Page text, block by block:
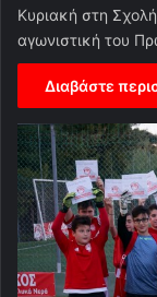
Κυριακή στη
αγωνιστική του
Διαβάστε